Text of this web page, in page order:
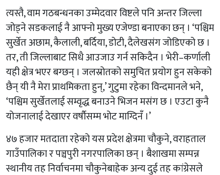
त्यस्तै, वाम गठबन्धनका उम्मेदवार विष्टले पनि अन्तर जिल्ला
जोड्ने सडकलाई नै आफ्नो मुख्य एजेण्डा बनाएका छन् । ‘पश्चिम
सुर्खेत अछाम, कैलाली, बर्दिया, डोटी, दैलेखसंग जोडिएको छ ।
तर, ती जिल्लाबाट सिधै आउजाउ गर्न सकिदैन । भेरी–कर्णाली
यही क्षेत्र भएर बग्छन् । जलस्रोतको समुचित प्रयोग हुन सकेको
छैन् यी नै मेरा प्राथमिकता हुन्,’ गुटुमा रहेका विन्दमानले भने,
‘पश्चिम सुर्खेतलाई सम्वृद्ध बनाउने भिजन मसंग छ । एउटा कुनै
योजनालाई देखाएर वर्षौसम्म भोट माग्दिनँ ।’
४७ हजार मतदाता रहेको यस प्रदेश क्षेत्रमा चौकुने, वराहताल
गाउँपालिका र पञ्चपुरी नगरपालिका छन् । बैशाखमा सम्पन्न
स्थानीय तह निर्वाचनमा चौकुनेबाहेक अन्य दुई तह कांग्रेसले